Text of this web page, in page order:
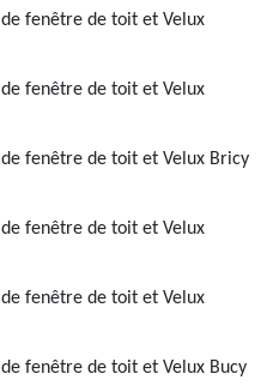
fenêtre de toit et Velux
fenêtre de toit et Velux
fenêtre de toit et Velux Bricy
fenêtre de toit et Velux
fenêtre de toit et Velux
fenêtre de toit et Velux Bucy